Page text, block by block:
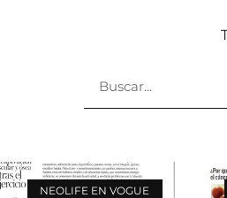
NEOLIFE EN VOGUE